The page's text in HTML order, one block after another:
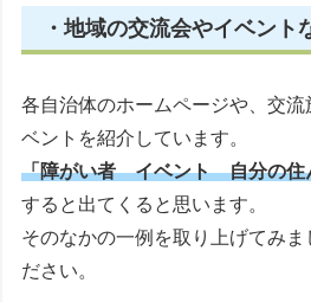
・地域の交流会やイベント
各自治体のホームページや、交流
ベントを紹介しています。
「障がい者 イベント 自分の住
すると出てくると思います。
そのなかの一例を取り上げてみま
ださい。